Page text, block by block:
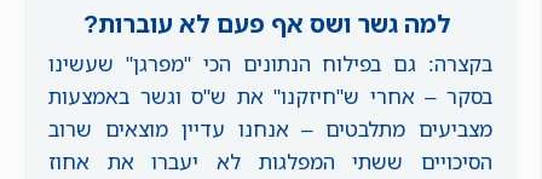
למה גשר ושס אף פעם לא עוברות?
בקצרה: גם בפילוח הנתונים הכי "מפרגן" שעשינו
בסקר – אחרי ש"חיזקנו" את ש"ס וגשר באמצעות
מצביעים מתלבטים – אנחנו עדיין מוצאים שרוב
הסיכויים ששתי המפלגות לא יעברו את אחוז